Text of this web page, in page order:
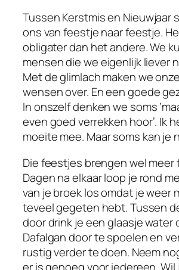
Tussen Kerstmis en Nieuwjaar
ons van feestje naar feestje.
obligater dan het andere. We
mensen die we eigenlijk liever
Met de glimlach maken we
wensen over. En een goede
In onszelf denken we soms
even goed verrekken hoor’. Ik
moeite mee. Maar soms kan je
Die feestjes brengen wel meer
Dagen na elkaar loop je rond
van je broek los omdat je weer
teveel gegeten hebt. Tussen
door drink je een glaasje water
Dafalgan door te spoelen en
rustig verder te doen. Neem